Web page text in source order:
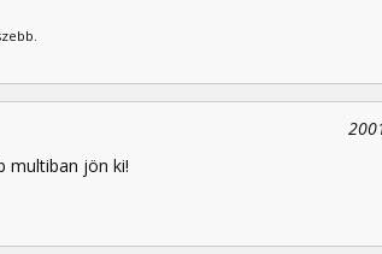
multiban jön ki!